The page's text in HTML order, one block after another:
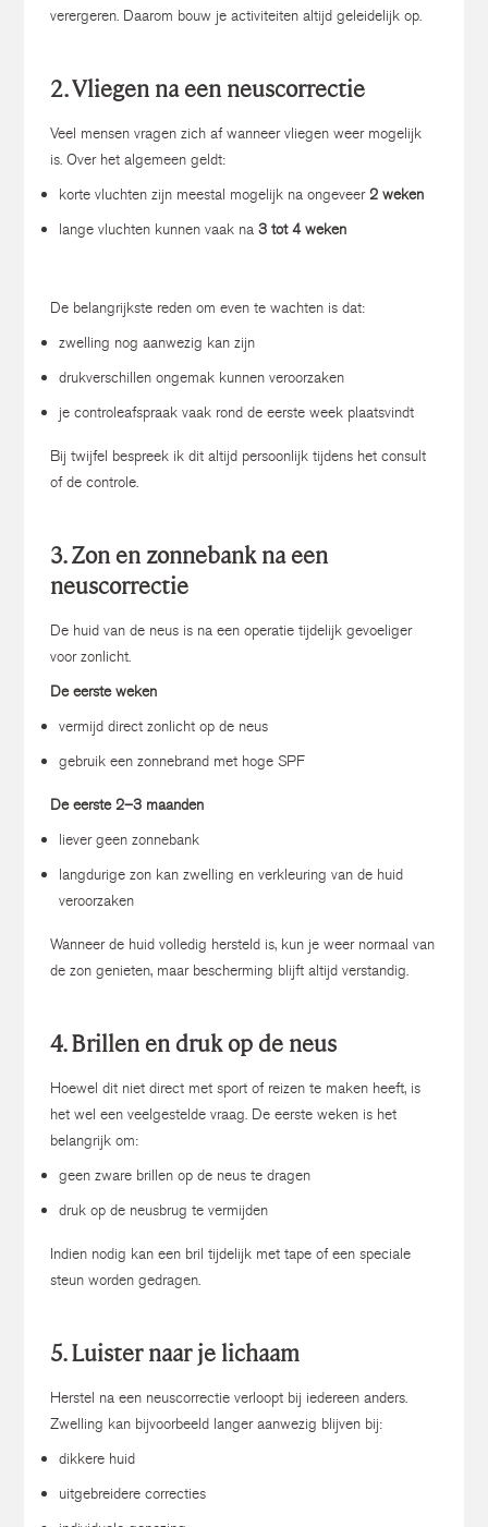
verergeren. Daarom bouw je activiteiten altijd geleidelijk op.
2. Vliegen na een neuscorrectie
Veel mensen vragen zich af wanneer vliegen weer mogelijk
is. Over het algemeen geldt:
korte vluchten zijn meestal mogelijk na ongeveer2 weken
lange vluchten kunnen vaak na3 tot 4 weken
De belangrijkste reden om even te wachten is dat:
zwelling nog aanwezig kan zijn
drukverschillen ongemak kunnen veroorzaken
je controleafspraak vaak rond de eerste week plaatsvindt
Bij twijfel bespreek ik dit altijd persoonlijk tijdens het consult
of de controle.
3. Zon en zonnebank na een
neuscorrectie
De huid van de neus is na een operatie tijdelijk gevoeliger
voor zonlicht.
De eerste weken
vermijd direct zonlicht op de neus
gebruik een zonnebrand met hoge SPF
De eerste 2–3 maanden
liever geen zonnebank
langdurige zon kan zwelling en verkleuring van de huid
veroorzaken
Wanneer de huid volledig hersteld is, kun je weer normaal van
de zon genieten, maar bescherming blijft altijd verstandig.
4. Brillen en druk op de neus
Hoewel dit niet direct met sport of reizen te maken heeft, is
het wel een veelgestelde vraag. De eerste weken is het
belangrijk om:
geen zware brillen op de neus te dragen
druk op de neusbrug te vermijden
Indien nodig kan een bril tijdelijk met tape of een speciale
steun worden gedragen.
5. Luister naar je lichaam
Herstel na een neuscorrectie verloopt bij iedereen anders.
Zwelling kan bijvoorbeeld langer aanwezig blijven bij:
dikkere huid
uitgebreidere correcties